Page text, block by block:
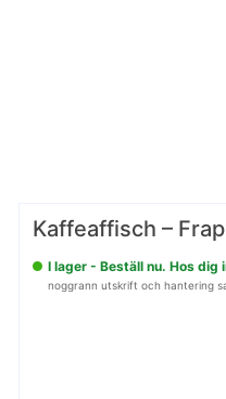
Kaffeaffisch –
I lager - Beställ nu. Hos dig
noggrann utskrift och hantering